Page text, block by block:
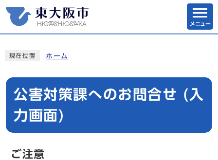
メニュー
現在位置 ホーム
公害対策課へのお問合せ (入
力画面)
ご注意